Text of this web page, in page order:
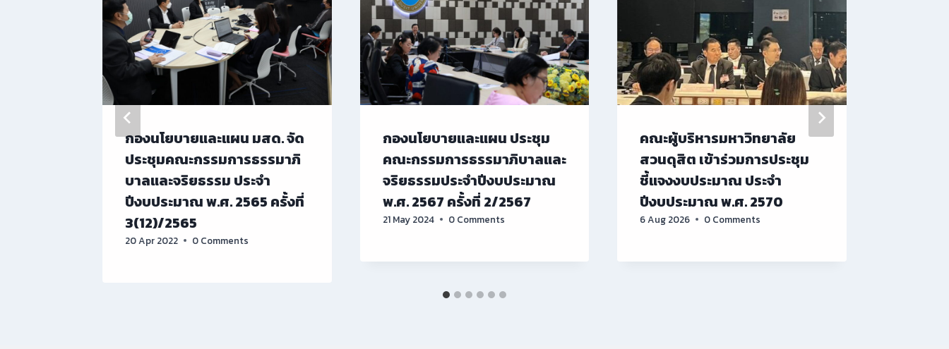
กองนโยบายและแผน มสด. จัด
ประชุมคณะกรรมการธรรมาภิ
บาลและจริยธรรม ประจำ
ปีงบประมาณ พ.ศ. 2565 ครั้งที่
3(12)/2565
20 Apr 2022 0 Comments
กองนโยบายและแผน ประชุม
คณะกรรมการธรรมาภิบาลและ
จริยธรรมประจำปีงบประมาณ
พ.ศ. 2567 ครั้งที่ 2/2567
21 May 2024 0 Comments
คณะผู้บริหารมหาวิทยาลัย
สวนดุสิต เข้าร่วมการประชุม
ชี้แจงงบประมาณ ประจำ
ปีงบประมาณ พ.ศ. 2570
6 Aug 2026 0 Comments